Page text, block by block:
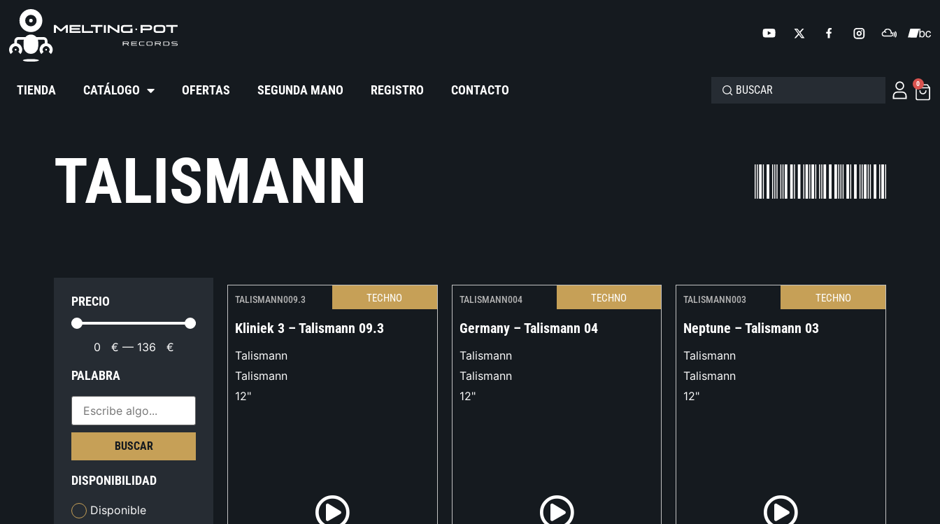
TIENDA CATÁLOGO OFERTAS SEGUNDA MANO REGISTRO CONTACTO 0
TALISMANN
PRECIO
0 € — 136 €
PALABRA
BUSCAR
DISPONIBILIDAD
Disponible
TALISMANN009.3 TECHNO
Kliniek 3 – Talismann 09.3
Talismann
Talismann
12"
TALISMANN004 TECHNO
Germany – Talismann 04
Talismann
Talismann
12"
TALISMANN003 TECHNO
Neptune – Talismann 03
Talismann
Talismann
12"